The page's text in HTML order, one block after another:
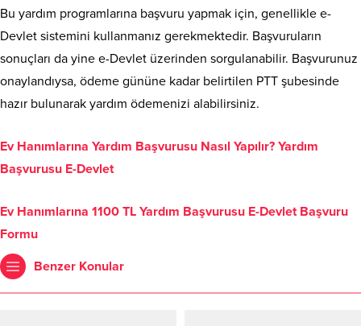
Bu yardım programlarına başvuru yapmak için, genellikle e-
Devlet sistemini kullanmanız gerekmektedir. Başvuruların
sonuçları da yine e-Devlet üzerinden sorgulanabilir. Başvurunuz
onaylandıysa, ödeme gününe kadar belirtilen PTT şubesinde
hazır bulunarak yardım ödemenizi alabilirsiniz.
Ev Hanımlarına Yardım Başvurusu Nasıl Yapılır? Yardım
Başvurusu E-Devlet
Ev Hanımlarına 1100 TL Yardım Başvurusu E-Devlet Başvuru
Formu
Benzer Konular